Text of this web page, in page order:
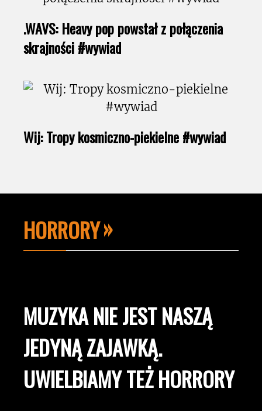
.WAVS: Heavy pop powstał z połączenia
skrajności #wywiad
Wij: Tropy kosmiczno-piekielne #wywiad
HORRORY
MUZYKA NIE JEST NASZĄ
JEDYNĄ ZAJAWKĄ.
UWIELBIAMY TEŻ HORRORY